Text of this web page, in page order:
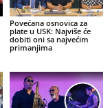
Povećana osnovica za
plate u USK: Najviše će
dobiti oni sa najvećim
primanjima